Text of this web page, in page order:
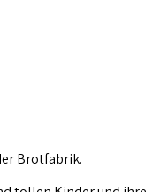
Brotfabrik.